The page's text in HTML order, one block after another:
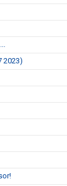
2023)